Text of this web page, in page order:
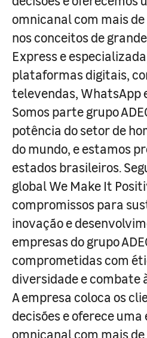
omnicanal com mais
nos conceitos de
Express e
plataformas digitais,
televendas, WhatsApp
Somos parte grupo
potência do setor de
do mundo, e estamos
estados brasileiros.
global We Make It
compromissos para
inovação e
empresas do grupo
comprometidas com
diversidade e combate
A empresa coloca os
decisões e oferece
omnicanal com mais